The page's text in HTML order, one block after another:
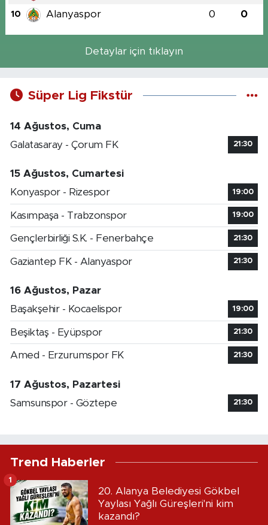
10 Alanyaspor 0 0
Detaylar için tıklayın
Süper Lig Fikstür
14 Ağustos, Cuma
Galatasaray - Çorum FK
21:30
15 Ağustos, Cumartesi
Konyaspor - Rizespor
19:00
Kasımpaşa - Trabzonspor 19:00
Gençlerbirliği S.K. - Fenerbahçe 21:30
Gaziantep FK - Alanyaspor 21:30
16 Ağustos, Pazar
Başakşehir - Kocaelispor
19:00
Beşiktaş - Eyüpspor 21:30
Amed - Erzurumspor FK 21:30
17 Ağustos, Pazartesi
Samsunspor - Göztepe
21:30
Trend Haberler
20. Alanya Belediyesi Gökbel
Yaylası Yağlı Güreşleri'ni kim
kazandı?
1